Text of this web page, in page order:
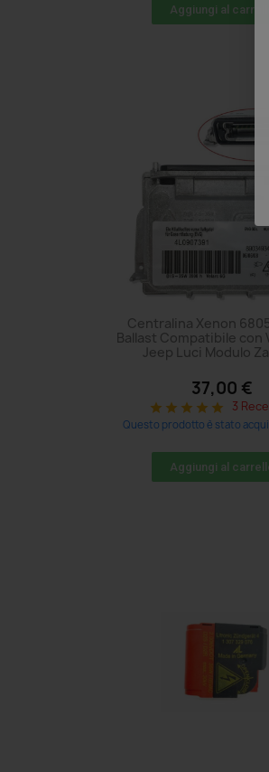
Aggiungi al carrello
Centralina Xenon
Ballast Compatibile con
Jeep Luci Modulo
37,00 €
star star star star star 3
Questo prodotto è stato
Aggiungi al